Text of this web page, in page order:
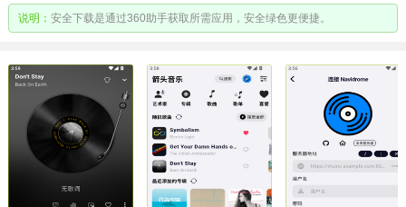
说明： 安全下载是通过360助手获取所需应用，安全绿色更便捷。